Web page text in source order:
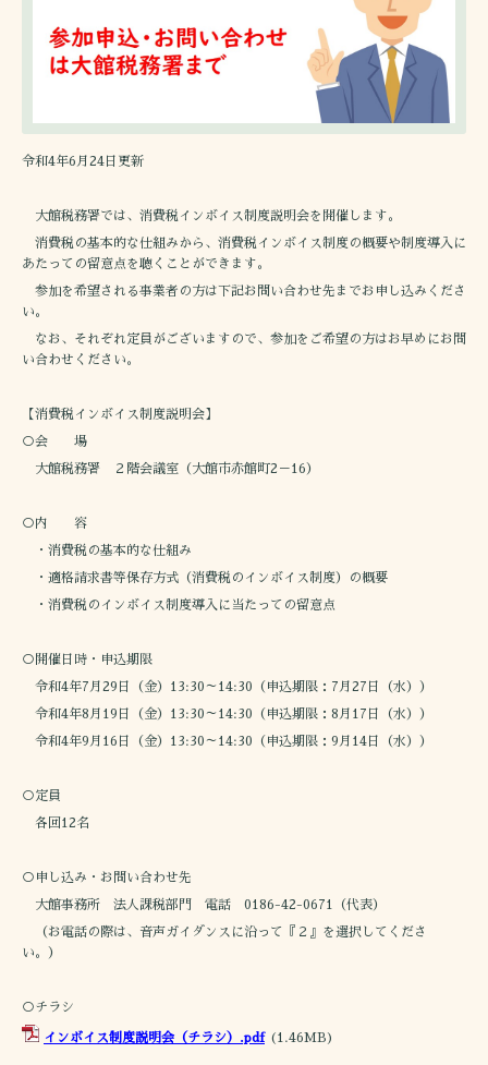
令和4年6月24日更新
大館税務署では、消費税インボイス制度説明会を開催します。
消費税の基本的な仕組みから、消費税インボイス制度の概要や制度導入に
あたっての留意点を聴くことができます。
参加を希望される事業者の方は下記お問い合わせ先までお申し込みくださ
い。
なお、それぞれ定員がございますので、参加をご希望の方はお早めにお問
い合わせください。
【消費税インボイス制度説明会】
○会 場
大館税務署 ２階会議室（大館市赤館町2－16）
○内 容
・消費税の基本的な仕組み
・適格請求書等保存方式（消費税のインボイス制度）の概要
・消費税のインボイス制度導入に当たっての留意点
○開催日時・申込期限
令和4年7月29日（金）13:30～14:30（申込期限：7月27日（水））
令和4年8月19日（金）13:30～14:30（申込期限：8月17日（水））
令和4年9月16日（金）13:30～14:30（申込期限：9月14日（水））
○定員
各回12名
○申し込み・お問い合わせ先
大館事務所 法人課税部門 電話 0186-42-0671（代表）
（お電話の際は、音声ガイダンスに沿って『２』を選択してくださ
い。）
○チラシ
インボイス制度説明会（チラシ）.pdf (1.46MB)